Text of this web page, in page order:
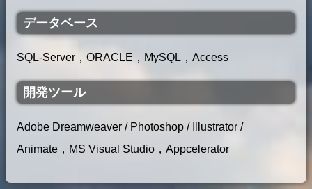
データベース
SQL-Server，ORACLE，MySQL，Access
開発ツール
Adobe Dreamweaver / Photoshop / Illustrator /
Animate，MS Visual Studio，Appcelerator